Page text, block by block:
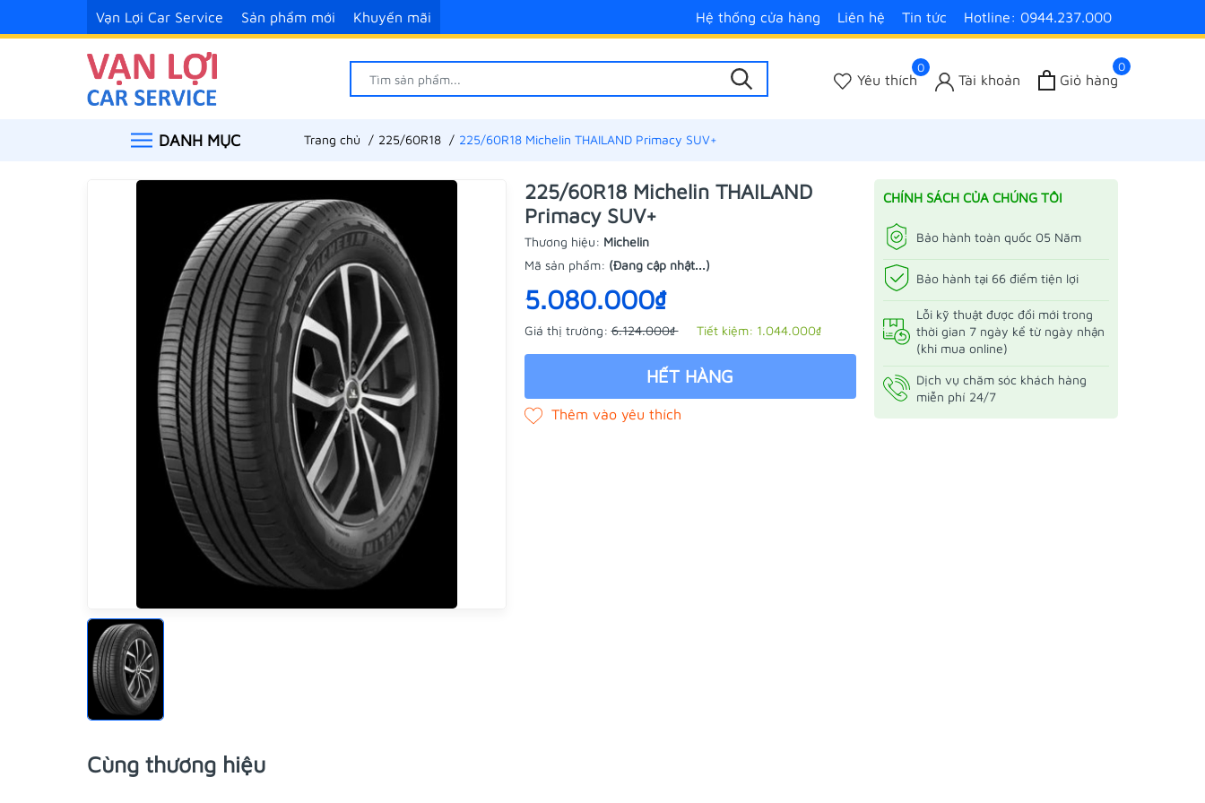
Vạn Lợi Car Service Sản phẩm mới Khuyến mãi Hệ thống cửa hàng Liên hệ Tin tức Hotline: 0944.237.000
0
Yêu thích Tài khoản
0
Giỏ hàng
DANH MỤC Trang chủ 225/60R18 225/60R18 Michelin THAILAND Primacy SUV+
225/60R18 Michelin THAILAND
Primacy SUV+
Thương hiệu: Michelin
Mã sản phẩm: (Đang cập nhật...)
5.080.000₫
Giá thị trường:6.124.000₫ Tiết kiệm: 1.044.000₫
HẾT HÀNG
CHÍNH SÁCH CỦA CHÚNG TÔI
Bảo hành toàn quốc 05 Năm
Bảo hành tại 66 điểm tiện lợi
Lỗi kỹ thuật được đổi mới trong
thời gian 7 ngày kể từ ngày nhận
(khi mua online)
Dịch vụ chăm sóc khách hàng
miễn phí 24/7
Cùng thương hiệu